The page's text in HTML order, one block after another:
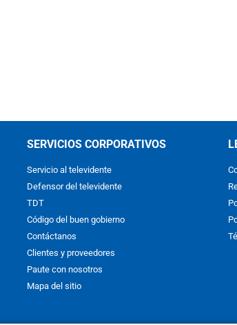
SERVICIOS CORPORATIVOS
Servicio al televidente
Defensor del televidente
TDT
Código del buen gobierno
Contáctanos
Clientes y proveedores
Paute con nosotros
Mapa del sitio